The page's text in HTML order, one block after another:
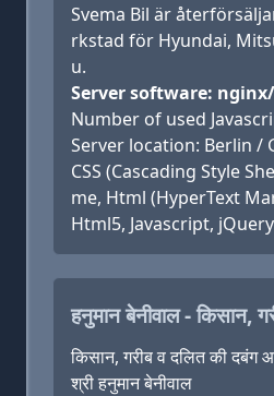
Svema Bil är
rkstad för Hyundai,
u.
Server software:
Number of used
Server location: Berlin /
CSS (Cascading Style
me, Html (HyperText
Html5, Javascript,
हनुमान बेनीवाल - किसान,
किसान, गरीब व दलित की दबंग
श्री हनुमान बेनीवाल